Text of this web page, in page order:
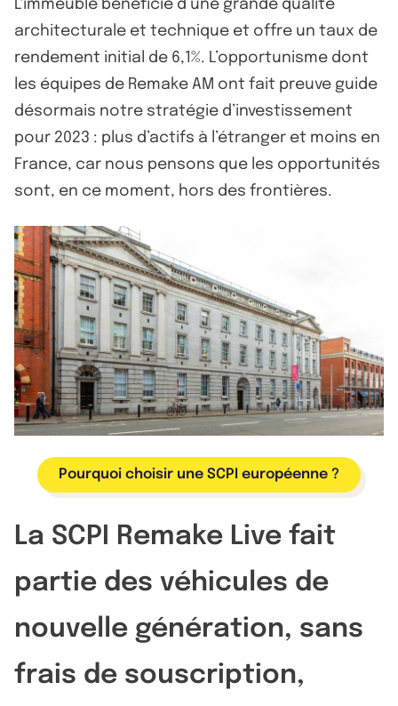
L'immeuble bénéficie d’une grande qualité
architecturale et technique et offre un taux de
rendement initial de 6,1%. L’opportunisme dont
les équipes de Remake AM ont fait preuve guide
désormais notre stratégie d’investissement
pour 2023 : plus d’actifs à l’étranger et moins en
France, car nous pensons que les opportunités
sont, en ce moment, hors des frontières.
Pourquoi choisir une SCPI européenne ?
La SCPI Remake Live fait
partie des véhicules de
nouvelle génération, sans
frais de souscription,